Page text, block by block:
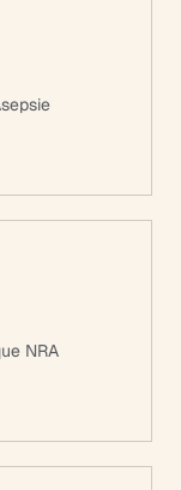
NRA